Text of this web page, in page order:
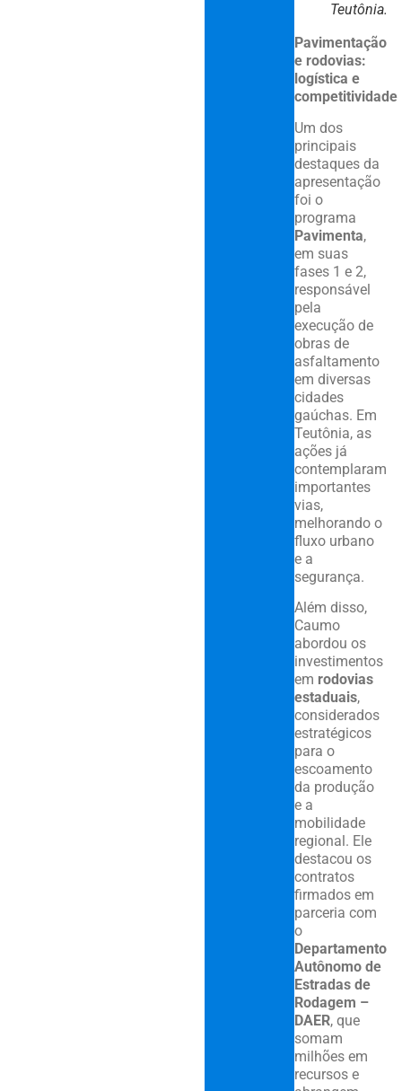
Teutônia.
Pavimentação
e rodovias:
logística e
competitividade
Um dos
principais
destaques da
apresentação
foi o
programa
Pavimenta,
em suas
fases 1 e 2,
responsável
pela
execução de
obras de
asfaltamento
em diversas
cidades
gaúchas. Em
Teutônia, as
ações já
contemplaram
importantes
vias,
melhorando o
fluxo urbano
e a
segurança.
Além disso,
Caumo
abordou os
investimentos
em rodovias
estaduais,
considerados
estratégicos
para o
escoamento
da produção
e a
mobilidade
regional. Ele
destacou os
contratos
firmados em
parceria com
o
Departamento
Autônomo de
Estradas de
Rodagem –
DAER, que
somam
milhões em
recursos e